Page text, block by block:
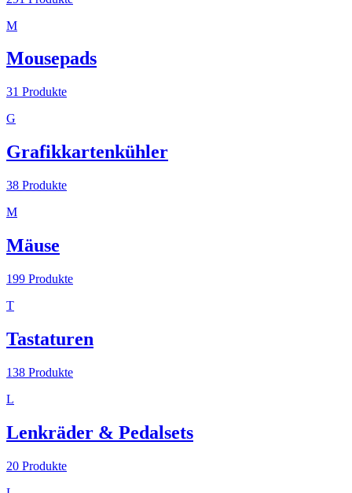
M
Mousepads
31 Produkte
G
Grafikkartenkühler
38 Produkte
M
Mäuse
199 Produkte
T
Tastaturen
138 Produkte
L
Lenkräder & Pedalsets
20 Produkte